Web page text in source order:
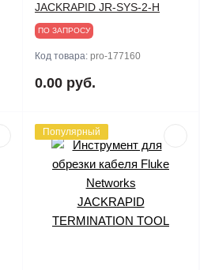
JACKRAPID JR-SYS-2-H
ПО ЗАПРОСУ
Код товара: pro-177160
0.00 руб.
Популярный